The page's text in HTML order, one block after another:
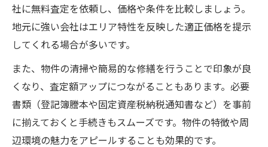
社に無料査定を依頼し、価格や条件を比較しましょう。
地元に強い会社はエリア特性を反映した適正価格を提示
してくれる場合が多いです。
また、物件の清掃や簡易的な修繕を行うことで印象が良
くなり、査定額アップにつながることもあります。必要
書類（登記簿謄本や固定資産税納税通知書など）を事前
に揃えておくと手続きもスムーズです。物件の特徴や周
辺環境の魅力をアピールすることも効果的です。